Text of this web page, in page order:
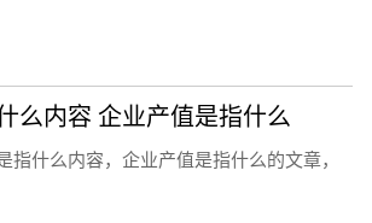
么内容 企业产值是指什么
指什么内容，企业产值是指什么的文章，